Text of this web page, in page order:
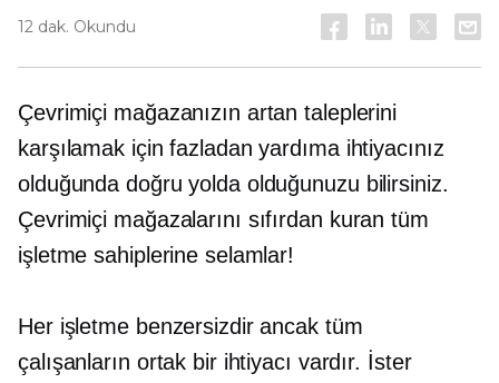
12 dak. Okundu
Çevrimiçi mağazanızın artan taleplerini
karşılamak için fazladan yardıma ihtiyacınız
olduğunda doğru yolda olduğunuzu bilirsiniz.
Çevrimiçi mağazalarını sıfırdan kuran tüm
işletme sahiplerine selamlar!
Her işletme benzersizdir ancak tüm
çalışanların ortak bir ihtiyacı vardır. İster